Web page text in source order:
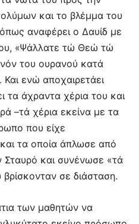
και το βλέμμα του
αναφέρει ο Δαυίδ με
«Ψάλλατε τώ Θεώ τώ
του ουρανού κατά
ενώ αποχαιρετάει
τα άχραντα χέρια του και
–τά χέρια εκείνα με τα
που είχε
τα οποία άπλωσε από
και συνένωσε «τά
σε διάσταση.
των μαθητών να